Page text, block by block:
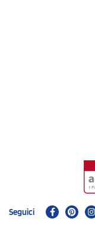
Seguici